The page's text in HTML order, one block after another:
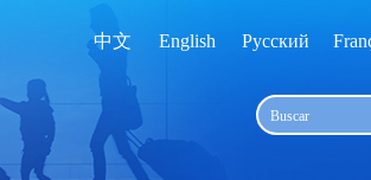
中文 English Русский